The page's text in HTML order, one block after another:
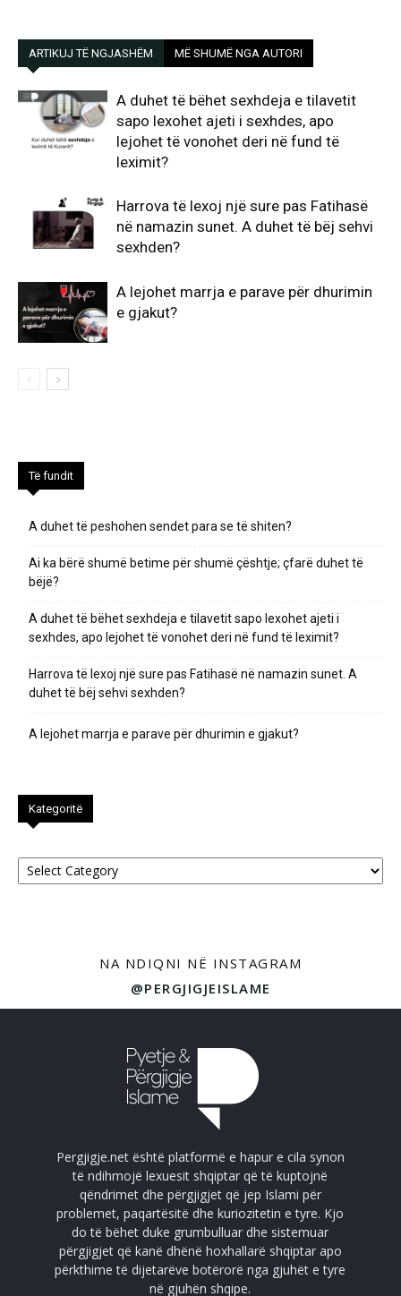
ARTIKUJ TË NGJASHËM MË SHUMË NGA AUTORI
A duhet të bëhet sexhdeja e tilavetit
sapo lexohet ajeti i sexhdes, apo
lejohet të vonohet deri në fund të
leximit?
Harrova të lexoj një sure pas Fatihasë
në namazin sunet. A duhet të bëj sehvi
sexhden?
A lejohet marrja e parave për dhurimin
e gjakut?
Të fundit
A duhet të peshohen sendet para se të shiten?
Ai ka bërë shumë betime për shumë çështje; çfarë duhet të
bëjë?
A duhet të bëhet sexhdeja e tilavetit sapo lexohet ajeti i
sexhdes, apo lejohet të vonohet deri në fund të leximit?
Harrova të lexoj një sure pas Fatihasë në namazin sunet. A
duhet të bëj sehvi sexhden?
A lejohet marrja e parave për dhurimin e gjakut?
Kategoritë
Kategoritë
NA NDIQNI NË INSTAGRAM
@PERGJIGJEISLAME
Pergjigje.net është platformë e hapur e cila synon
të ndihmojë lexuesit shqiptar që të kuptojnë
qëndrimet dhe përgjigjet që jep Islami për
problemet, paqartësitë dhe kuriozitetin e tyre. Kjo
do të bëhet duke grumbulluar dhe sistemuar
përgjigjet që kanë dhënë hoxhallarë shqiptar apo
përkthime të dijetarëve botërorë nga gjuhët e tyre
në gjuhën shqipe.